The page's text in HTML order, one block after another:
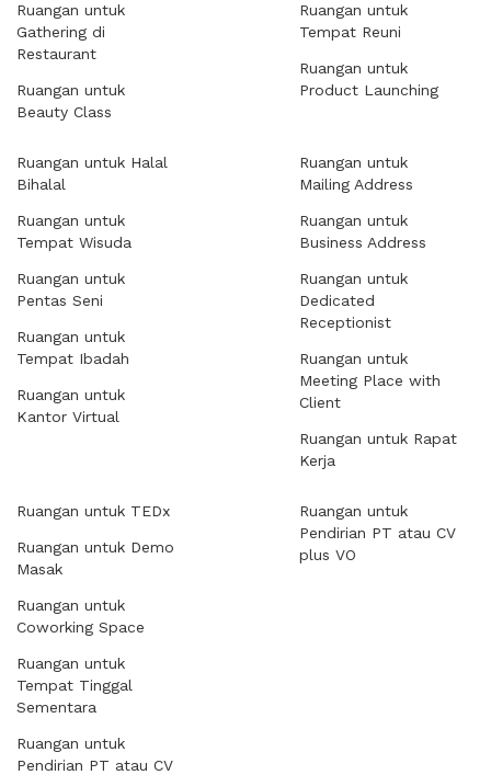
Ruangan untuk
Gathering di
Restaurant
Ruangan untuk
Beauty Class
Ruangan untuk
Tempat Reuni
Ruangan untuk
Product Launching
Ruangan untuk Halal
Bihalal
Ruangan untuk
Tempat Wisuda
Ruangan untuk
Pentas Seni
Ruangan untuk
Tempat Ibadah
Ruangan untuk
Kantor Virtual
Ruangan untuk
Mailing Address
Ruangan untuk
Business Address
Ruangan untuk
Dedicated
Receptionist
Ruangan untuk
Meeting Place with
Client
Ruangan untuk Rapat
Kerja
Ruangan untuk TEDx
Ruangan untuk Demo
Masak
Ruangan untuk
Coworking Space
Ruangan untuk
Tempat Tinggal
Sementara
Ruangan untuk
Pendirian PT atau CV
Ruangan untuk
Pendirian PT atau CV
plus VO